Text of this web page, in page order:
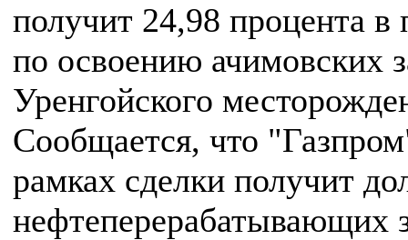
получит 24,98 процента в
по освоению ачимовских
Уренгойского
Сообщается, что
рамках сделки получит
нефтеперерабатывающих